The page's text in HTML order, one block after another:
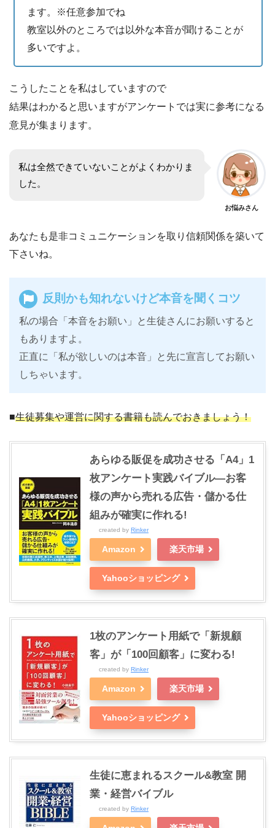
ます。※任意参加でね
教室以外のところでは以外な本音が聞けることが
多いですよ。
こうしたことを私はしていますので
結果はわかると思いますがアンケートでは実に参考になる
意見が集まります。
私は全然できていないことがよくわかりま
した。
お悩みさん
あなたも是非コミュニケーションを取り信頼関係を築いて
下さいね。
反則かも知れないけど本音を聞くコツ
私の場合「本音をお願い」と生徒さんにお願いすると
もありますよ。
正直に「私が欲しいのは本音」と先に宣言してお願い
しちゃいます。
■生徒募集や運営に関する書籍も読んでおきましょう！
あらゆる販促を成功させる「A4」1
枚アンケート実践バイブル―お客
様の声から売れる広告・儲かる仕
組みが確実に作れる!
created by Rinker
Amazon 楽天市場
Yahooショッピング
1枚のアンケート用紙で「新規顧
客」が「100回顧客」に変わる!
created by Rinker
Amazon 楽天市場
Yahooショッピング
生徒に恵まれるスクール&教室 開
業・経営バイブル
created by Rinker